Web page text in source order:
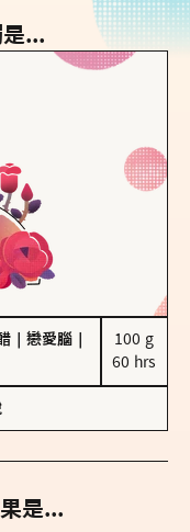
...
戀愛腦
100 g
60 hrs
是...